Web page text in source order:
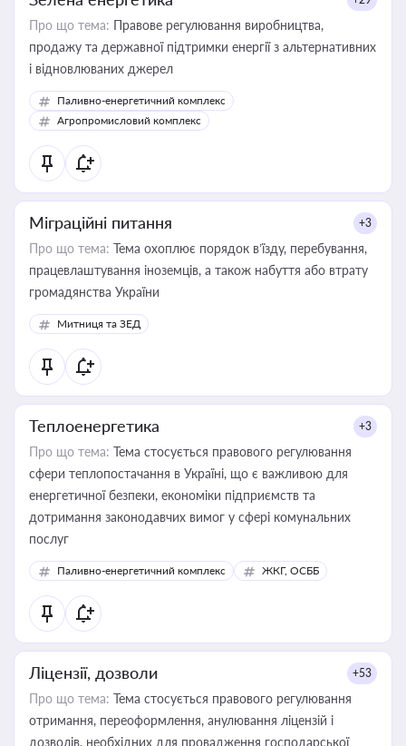
Про що тема: Правове регулювання виробництва,
продажу та державної підтримки енергії з альтернативних
і відновлюваних джерел
Паливно-енергетичний комплекс
Агропромисловий комплекс
Міграційні питання +3
Про що тема: Тема охоплює порядок в’їзду, перебування,
працевлаштування іноземців, а також набуття або втрату
громадянства України
Митниця та ЗЕД
Теплоенергетика +3
Про що тема: Тема стосується правового регулювання
сфери теплопостачання в Україні, що є важливою для
енергетичної безпеки, економіки підприємств та
дотримання законодавчих вимог у сфері комунальних
послуг
Паливно-енергетичний комплекс ЖКГ, ОСББ
Ліцензії, дозволи +53
Про що тема: Тема стосується правового регулювання
отримання, переоформлення, анулювання ліцензій і
дозволів, необхідних для провадження господарської